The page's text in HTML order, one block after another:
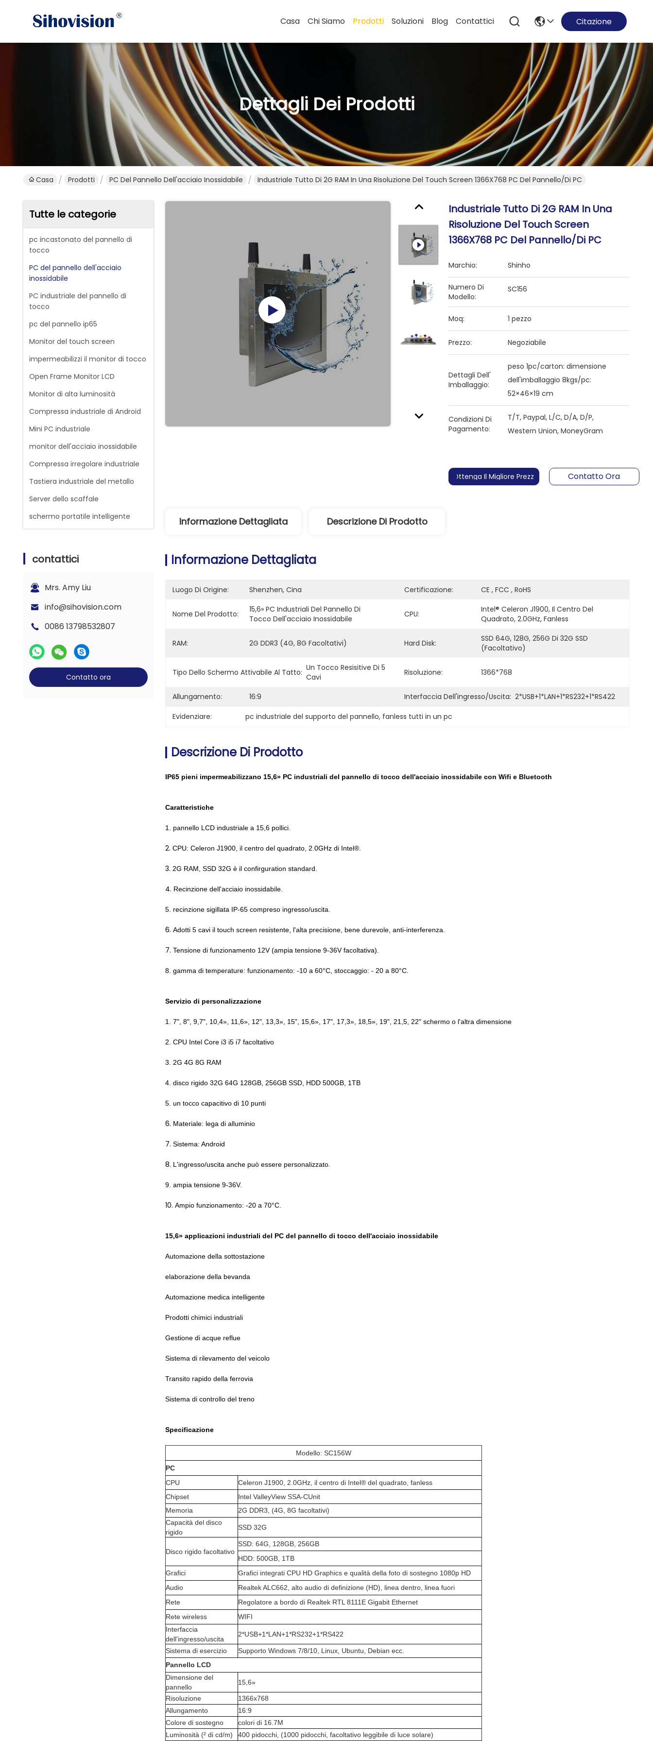
Casa Chi Siamo Prodotti Soluzioni Blog Contattici Citazione
Dettagli Dei Prodotti
Casa Prodotti PC Del Pannello Dell'acciaio Inossidabile Industriale Tutto Di 2G RAM In Una Risoluzione Del Touch Screen 1366X768 PC Del Pannello/di PC
Tutte le categorie
pc incastonato del pannello di
tocco
PC del pannello dell'acciaio
inossidabile
PC industriale del pannello di
tocco
pc del pannello ip65
Monitor del touch screen
impermeabilizzi il monitor di tocco
Open Frame Monitor LCD
Monitor di alta luminosità
Compressa industriale di Android
Mini PC industriale
monitor dell'acciaio inossidabile
Compressa irregolare industriale
Tastiera industriale del metallo
Server dello scaffale
schermo portatile intelligente
contattici
Mrs. Amy Liu
info@sihovision.com
0086 13798532807
Contatto ora
Industriale Tutto Di 2G RAM In Una
Risoluzione Del Touch Screen
1366X768 PC Del Pannello/di PC
Marchio: Shinho
Numero Di
Modello:
SC156
Moq: 1 pezzo
Prezzo: Negoziabile
Dettagli Dell'
Imballaggio:
peso 1pc/carton: dimensione
dell'imballaggio 8kgs/pc:
52×46×19 cm
Condizioni Di
Pagamento:
T/T, Paypal, L/C, D/A, D/P,
Western Union, MoneyGram
Ottenga Il Migliore Prezzo Contatto Ora
Informazione Dettagliata Descrizione Di Prodotto
Informazione Dettagliata
Luogo Di Origine: Shenzhen, Cina Certificazione: CE , FCC , RoHS
Nome Del Prodotto:
15,6» PC Industriali Del Pannello Di
Tocco Dell'acciaio Inossidabile
CPU:
Intel® Celeron J1900, Il Centro Del
Quadrato, 2.0GHz, Fanless
RAM: 2G DDR3 (4G, 8G Facoltativi) Hard Disk:
SSD 64G, 128G, 256G Di 32G SSD
(facoltativo)
Tipo Dello Schermo Attivabile Al Tatto: Un Tocco Resisitive Di 5
Cavi
Risoluzione: 1366*768
Allungamento: 16:9 Interfaccia Dell'ingresso/uscita: 2*USB+1*LAN+1*RS232+1*RS422
Evidenziare: pc industriale del supporto del pannello, fanless tutti in un pc
Descrizione Di Prodotto
IP65 pieni impermeabilizzano 15,6» PC industriali del pannello di tocco dell'acciaio inossidabile con Wifi e Bluetooth
Caratteristiche
1. pannello LCD industriale a 15,6 pollici.
2. CPU: Celeron J1900, il centro del quadrato, 2.0GHz di Intel®.
3. 2G RAM, SSD 32G è il confirguration standard.
4. Recinzione dell'acciaio inossidabile.
5. recinzione sigillata IP-65 compreso ingresso/uscita.
6. Adotti 5 cavi il touch screen resistente, l'alta precisione, bene durevole, anti-interferenza.
7. Tensione di funzionamento 12V (ampia tensione 9-36V facoltativa).
8. gamma di temperature: funzionamento: -10 a 60°C, stoccaggio: - 20 a 80°C.
Servizio di personalizzazione
1. 7", 8", 9,7", 10,4», 11,6», 12", 13,3», 15", 15,6», 17", 17,3», 18,5», 19", 21,5, 22" schermo o l'altra dimensione
2. CPU Intel Core i3 i5 i7 facoltativo
3. 2G 4G 8G RAM
4. disco rigido 32G 64G 128GB, 256GB SSD, HDD 500GB, 1TB
5. un tocco capacitivo di 10 punti
6. Materiale: lega di alluminio
7. Sistema: Android
8. L'ingresso/uscita anche può essere personalizzato.
9. ampia tensione 9-36V.
10. Ampio funzionamento: -20 a 70°C.
15,6» applicazioni industriali del PC del pannello di tocco dell'acciaio inossidabile
Automazione della sottostazione
elaborazione della bevanda
Automazione medica intelligente
Prodotti chimici industriali
Gestione di acque reflue
Sistema di rilevamento del veicolo
Transito rapido della ferrovia
Sistema di controllo del treno
Specificazione
Modello: SC156W
PC
CPU
Celeron J1900, 2.0GHz, il centro di Intel® del quadrato, fanless
Chipset
Intel ValleyView SSA-CUnit
Memoria
2G DDR3, (4G, 8G facoltativi)
Capacità del disco
rigido
SSD 32G
Disco rigido facoltativo
SSD: 64G, 128GB, 256GB
HDD: 500GB, 1TB
Grafici
Grafici integrati CPU HD Graphics e qualità della foto di sostegno 1080p HD
Audio
Realtek ALC662, alto audio di definizione (HD), linea dentro, linea fuori
Rete
Regolatore a bordo di Realtek RTL 8111E Gigabit Ethernet
Rete wireless
WIFI
Interfaccia
dell'ingresso/uscita
2*USB+1*LAN+1*RS232+1*RS422
Sistema di esercizio
Supporto Windows 7/8/10, Linux, Ubuntu, Debian ecc.
Pannello LCD
Dimensione del
pannello
15,6»
Risoluzione
1366x768
Allungamento
16:9
Colore di sostegno
colori di 16.7M
Luminosità (² di cd/m)
400 pidocchi, (1000 pidocchi, facoltativo leggibile di luce solare)